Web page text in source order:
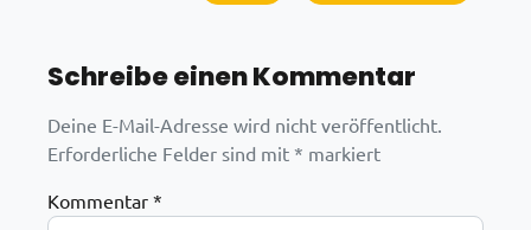
Schreibe einen Kommentar
Deine E-Mail-Adresse wird nicht veröffentlicht.
Erforderliche Felder sind mit * markiert
Kommentar *